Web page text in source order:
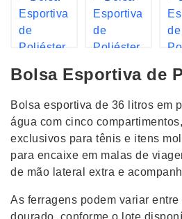
Bolsa Esportiva de
Bolsa esportiva de 36 litros em
água com cinco
exclusivos para tênis e itens
para encaixe em malas de
de mão lateral extra e
As ferragens podem variar
dourado, conforme o lote